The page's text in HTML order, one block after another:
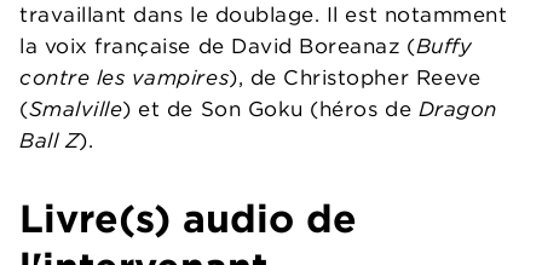
travaillant dans le doublage. Il est notamment
la voix française de David Boreanaz (Buffy
contre les vampires), de Christopher Reeve
(Smalville) et de Son Goku (héros de Dragon
Ball Z).
Livre(s) audio de